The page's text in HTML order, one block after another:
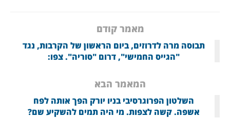
מאמר קודם
תבוסה מרה לדרוזים, ביום הראשון של הקרבות, נגד
"הגייס החמישי", דרום "סוריה". צפו:
המאמר הבא
השלטון הפרוגרסיבי בניו יורק הפך אותה לפח
אשפה. קשה לצפות. מי היה תמים להשקיע שם?